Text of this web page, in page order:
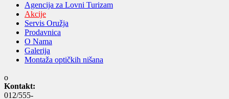
Agencija za Lovni Turizam
Akcije
Servis Oružja
Prodavnica
O Nama
Galerija
Montaža optičkih nišana
Kontakt:
012/555-